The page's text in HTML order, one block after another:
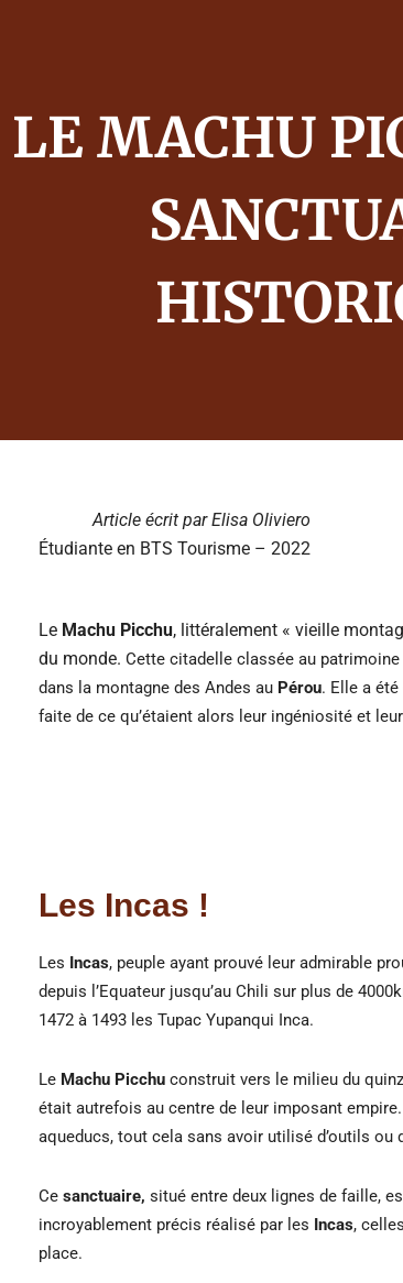
LE MACHU
Article écrit par Elisa Oliviero
Étudiante en BTS Tourisme – 2022
Le Machu Picchu, littéralement « vieille
du monde. Cette citadelle classée au patrimoine
dans la montagne des Andes au Pérou. Elle a été
faite de ce qu’étaient alors leur ingéniosité et
Les Incas !
Les Incas, peuple ayant prouvé leur admirable
depuis l’Equateur jusqu’au Chili sur plus de
1472 à 1493 les Tupac Yupanqui Inca.
Le Machu Picchu construit vers le milieu du
était autrefois au centre de leur imposant
aqueducs, tout cela sans avoir utilisé d’outils ou
Ce sanctuaire, situé entre deux lignes de faille,
incroyablement précis réalisé par les Incas,
place.